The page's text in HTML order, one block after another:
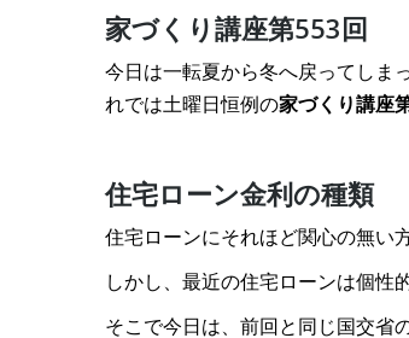
家づくり講座第553回
今日は一転夏から冬へ戻ってしま
れでは土曜日恒例の家づくり講座
住宅ローン金利の種類
住宅ローンにそれほど関心の無い
しかし、最近の住宅ローンは個性
そこで今日は、前回と同じ国交省